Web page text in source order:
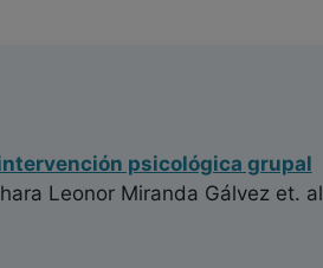
psicológica grupal
Leonor Miranda Gálvezet. al